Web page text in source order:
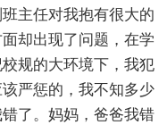
主任对我抱有很大的
却出现了问题，在学
规的大环境下，我犯
严惩的，我不知多少
了。妈妈，爸爸我错